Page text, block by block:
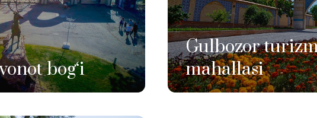
bog‘i
Gulbozor
mahallasi